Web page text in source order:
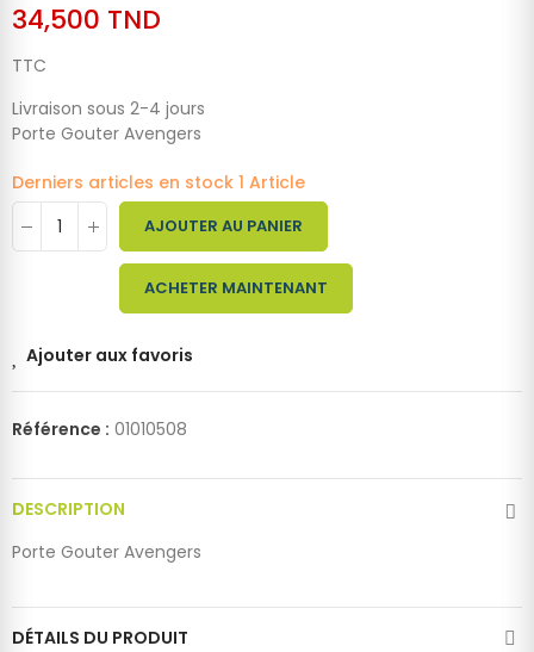
34,500 TND
TTC
Livraison sous 2-4 jours
Porte Gouter Avengers
Derniers articles en stock 1 Article
AJOUTER AU PANIER
ACHETER MAINTENANT
Ajouter aux favoris
Référence : 01010508
DESCRIPTION
Porte Gouter Avengers
DÉTAILS DU PRODUIT